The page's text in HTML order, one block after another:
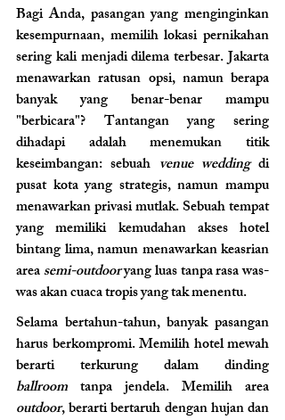
Bagi Anda, pasangan yang menginginkan
kesempurnaan, memilih lokasi pernikahan
sering kali menjadi dilema terbesar. Jakarta
menawarkan ratusan opsi, namun berapa
banyak yang benar-benar mampu
"berbicara"? Tantangan yang sering
dihadapi adalah menemukan titik
keseimbangan: sebuah venue wedding di
pusat kota yang strategis, namun mampu
menawarkan privasi mutlak. Sebuah tempat
yang memiliki kemudahan akses hotel
bintang lima, namun menawarkan keasrian
area semi-outdoor yang luas tanpa rasa was-
was akan cuaca tropis yang tak menentu.
Selama bertahun-tahun, banyak pasangan
harus berkompromi. Memilih hotel mewah
ballroom
outdoor, berarti bertaruh dengan hujan dan